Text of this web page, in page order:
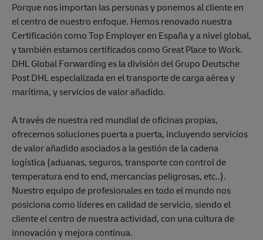
Porque nos importan las personas y ponemos al cliente en
el centro de nuestro enfoque. Hemos renovado nuestra
Certificación como Top Employer en España y a nivel global,
y también estamos certificados como Great Place to Work.
DHL Global Forwarding es la división del Grupo Deutsche
Post DHL especializada en el transporte de carga aérea y
marítima, y servicios de valor añadido.
A través de nuestra red mundial de oficinas propias,
ofrecemos soluciones puerta a puerta, incluyendo servicios
de valor añadido asociados a la gestión de la cadena
logística (aduanas, seguros, transporte con control de
temperatura end to end, mercancías peligrosas, etc..).
Nuestro equipo de profesionales en todo el mundo nos
posiciona como líderes en calidad de servicio, siendo el
cliente el centro de nuestra actividad, con una cultura de
innovación y mejora continua.